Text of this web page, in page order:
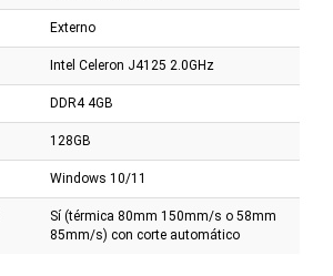
Externo
Intel Celeron J4125 2.0GHz
DDR4 4GB
128GB
Windows 10/11
Sí (térmica 80mm 150mm/s o 58mm
85mm/s) con corte automático